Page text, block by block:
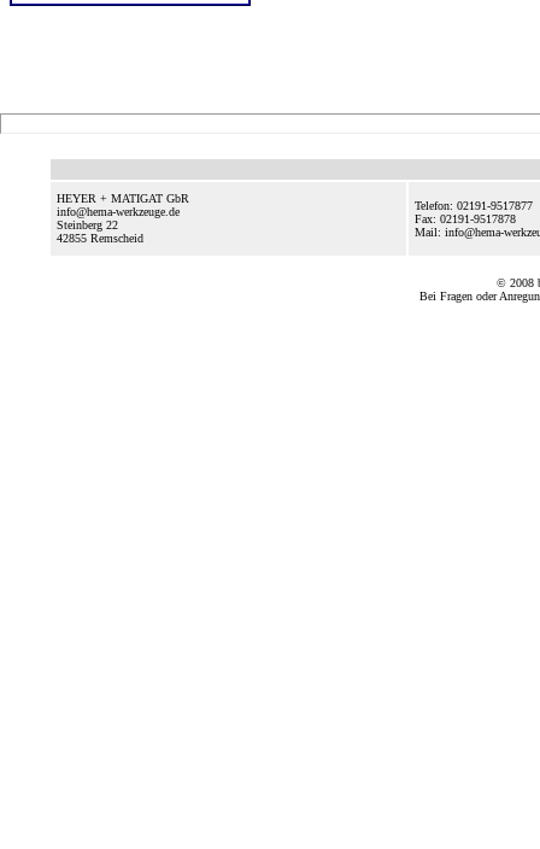
HEYER + MATIGAT GbR
info@hema-werkzeuge.de
Steinberg 22
42855 Remscheid
Telefon: 02191-9517877
Fax: 02191-9517878
Mail: info@hema-
© 2008
Bei Fragen oder